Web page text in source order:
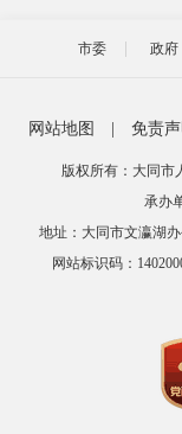
市委 政府
网站地图 | 免责声
版权所有：大同市
承办
地址：大同市文瀛湖
网站标识码：